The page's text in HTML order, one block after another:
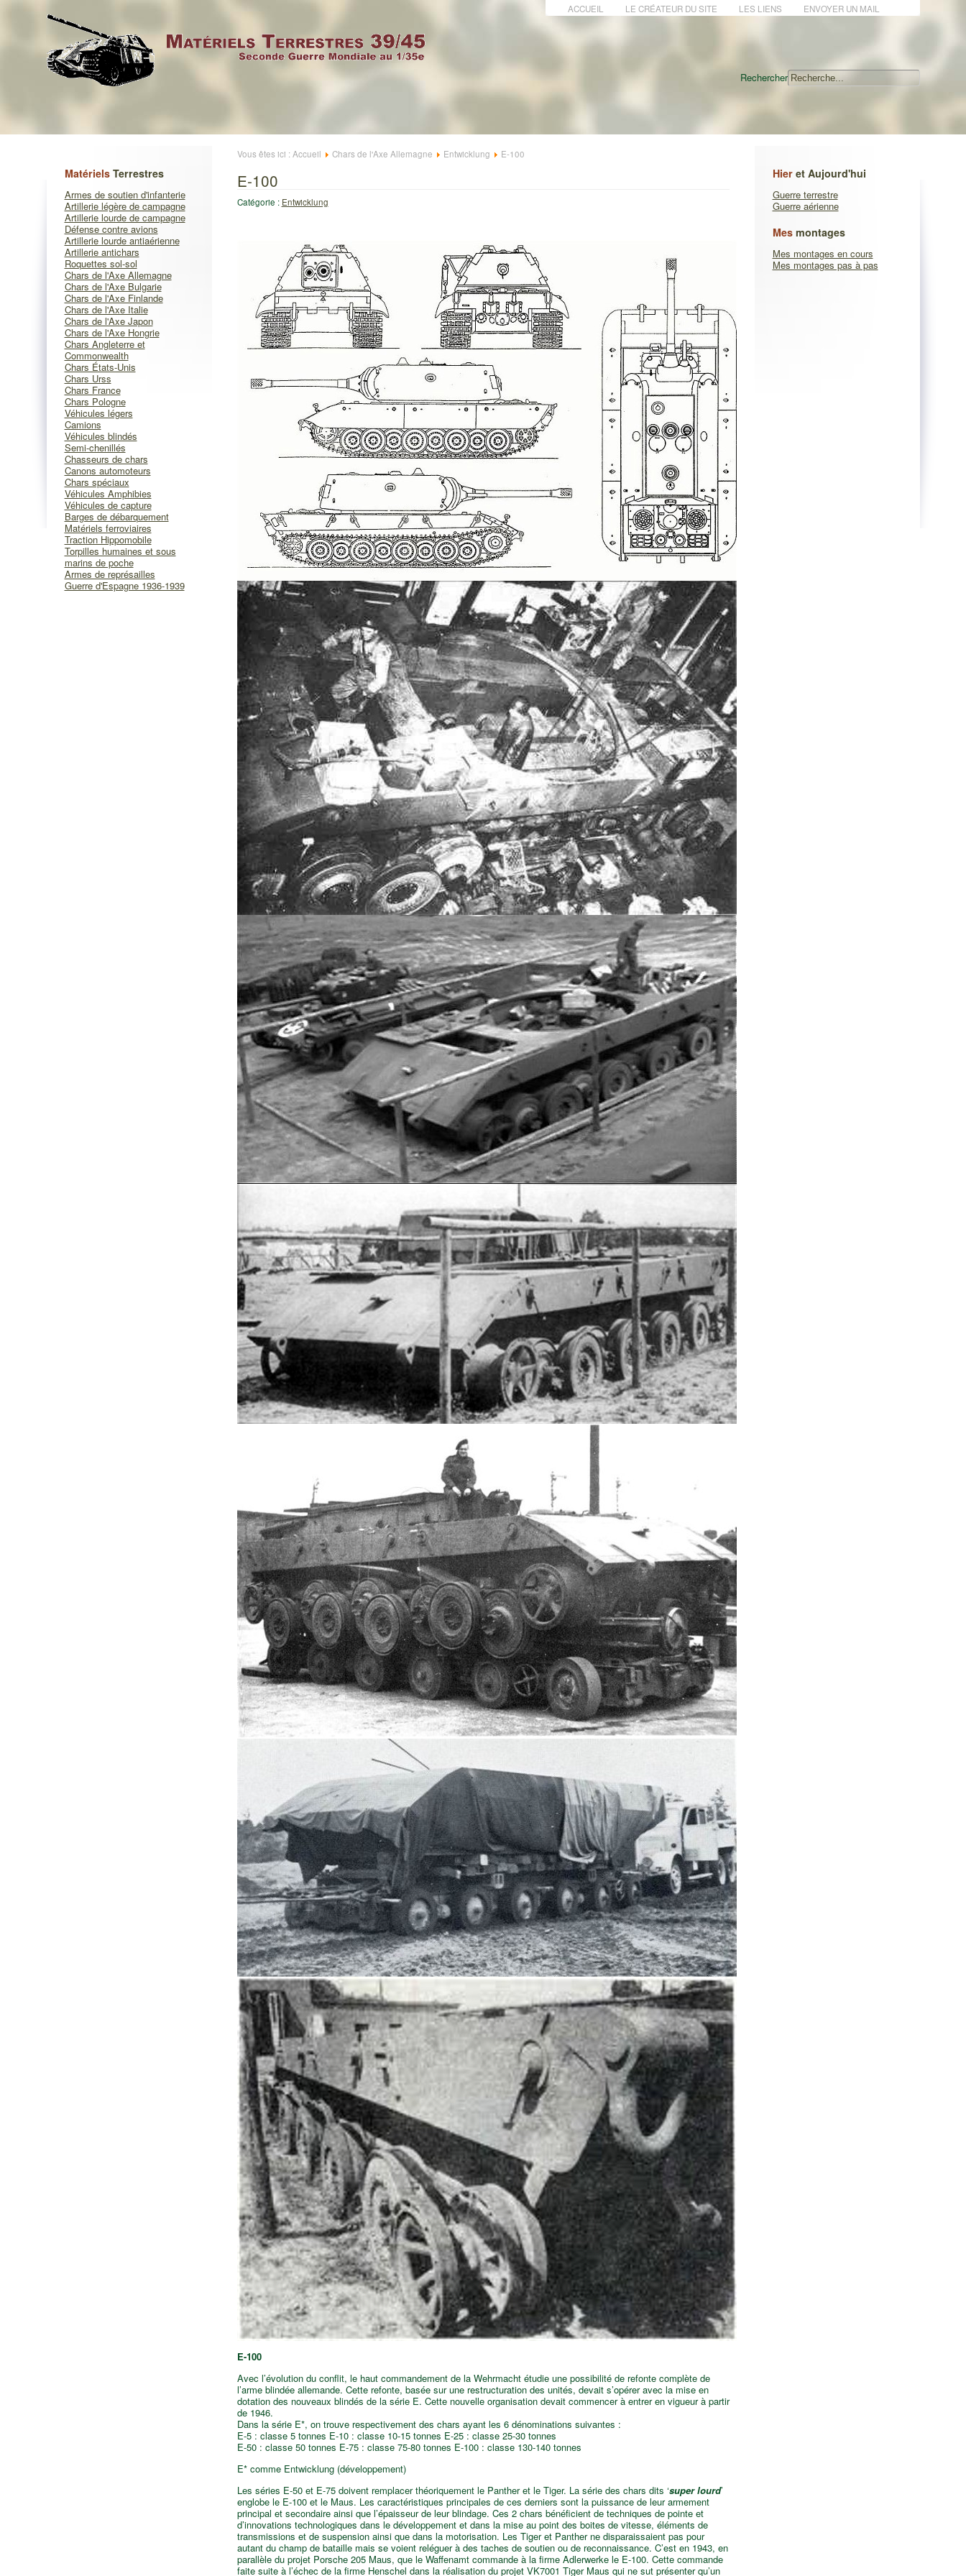
ACCUEIL LE CRÉATEUR DU SITE LES LIENS ENVOYER UN MAIL
Rechercher
MatérielsTerrestres
Armes de soutien d'infanterie
Artillerie légère de campagne
Artillerie lourde de campagne
Défense contre avions
Artillerie lourde antiaérienne
Artillerie antichars
Roquettes sol-sol
Chars de l'Axe Allemagne
Chars de l'Axe Bulgarie
Chars de l'Axe Finlande
Chars de l'Axe Italie
Chars de l'Axe Japon
Chars de l'Axe Hongrie
Chars Angleterre et
Commonwealth
Chars États-Unis
Chars Urss
Chars France
Chars Pologne
Véhicules légers
Camions
Véhicules blindés
Semi-chenillés
Chasseurs de chars
Canons automoteurs
Chars spéciaux
Véhicules Amphibies
Véhicules de capture
Barges de débarquement
Matériels ferroviaires
Traction Hippomobile
Torpilles humaines et sous
marins de poche
Armes de représailles
Guerre d'Espagne 1936-1939
Hieret Aujourd'hui
Guerre terrestre
Guerre aérienne
Mesmontages
Mes montages en cours
Mes montages pas à pas
Vous êtes ici : Accueil Chars de l'Axe Allemagne Entwicklung E-100
E-100
Catégorie : Entwicklung
E-100
Avec l’évolution du conflit, le haut commandement de la Wehrmacht étudie une possibilité de refonte complète de
l’arme blindée allemande. Cette refonte, basée sur une restructuration des unités, devait s’opérer avec la mise en
dotation des nouveaux blindés de la série E. Cette nouvelle organisation devait commencer à entrer en vigueur à partir
de 1946.
Dans la série E*, on trouve respectivement des chars ayant les 6 dénominations suivantes :
E-5 : classe 5 tonnes E-10 : classe 10-15 tonnes E-25 : classe 25-30 tonnes
E-50 : classe 50 tonnes E-75 : classe 75-80 tonnes E-100 : classe 130-140 tonnes
E* comme Entwicklung (développement)
Les séries E-50 et E-75 doivent remplacer théoriquement le Panther et le Tiger. La série des chars dits ‘super lourd’
englobe le E-100 et le Maus. Les caractéristiques principales de ces derniers sont la puissance de leur armement
principal et secondaire ainsi que l’épaisseur de leur blindage. Ces 2 chars bénéficient de techniques de pointe et
d’innovations technologiques dans le développement et dans la mise au point des boites de vitesse, éléments de
transmissions et de suspension ainsi que dans la motorisation. Les Tiger et Panther ne disparaissaient pas pour
autant du champ de bataille mais se voient reléguer à des taches de soutien ou de reconnaissance. C’est en 1943, en
parallèle du projet Porsche 205 Maus, que le Waffenamt commande à la firme Adlerwerke le E-100. Cette commande
faite suite à l’échec de la firme Henschel dans la réalisation du projet VK7001 Tiger Maus qui ne sut présenter qu’un